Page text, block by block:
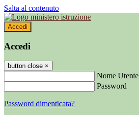
Salta al contenuto
Accedi
Accedi
button close ×
Nome Utente
Password
Password dimenticata?